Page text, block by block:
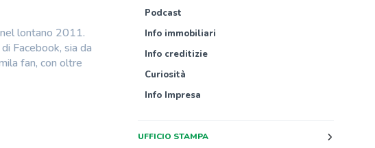
lontano 2011.
Facebook, sia da
fan, con oltre
Podcast
Info immobiliari
Info creditizie
Curiosità
Info Impresa
UFFICIO STAMPA